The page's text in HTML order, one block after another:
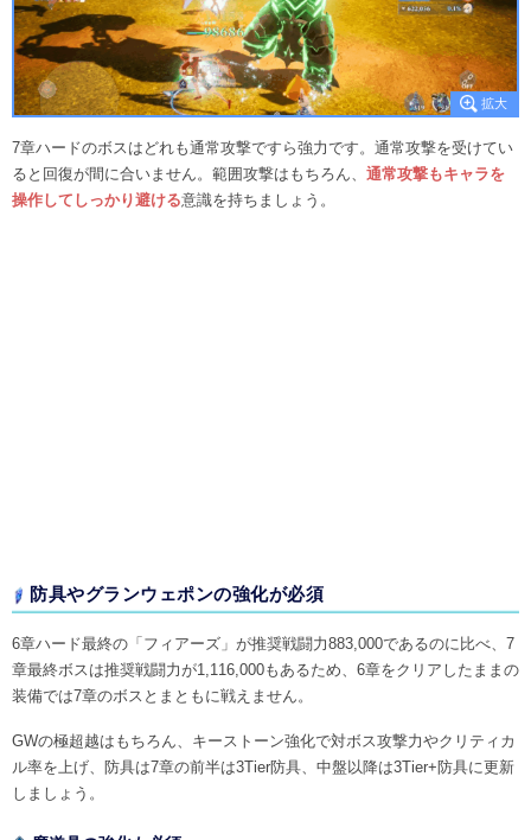
7章ハードのボスはどれも通常攻撃ですら強力です。通常攻撃を受けてい
ると回復が間に合いません。範囲攻撃はもちろん、 通常攻撃もキャラを
操作してしっかり避ける意識を持ちましょう。
防具やグランウェポンの強化が必須
6章ハード最終の「フィアーズ」が推奨戦闘力883,000であるのに比べ、7
章最終ボスは推奨戦闘力が1,116,000もあるため、6章をクリアしたままの
装備では7章のボスとまともに戦えません。
GWの極超越はもちろん、キーストーン強化で対ボス攻撃力やクリティカ
ル率を上げ、防具は7章の前半は3Tier防具、中盤以降は3Tier+防具に更新
しましょう。